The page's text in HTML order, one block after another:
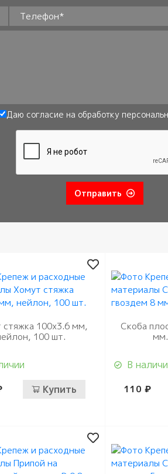
Телефон*
Даю согласие на обработку
Отправить
стяжка 100х3.6 мм,
100 шт.
Купить
Скоба
В
110 ₽